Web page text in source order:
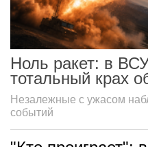
Ноль ракет: в
тотальный крах
Незалежные с ужасом
событий